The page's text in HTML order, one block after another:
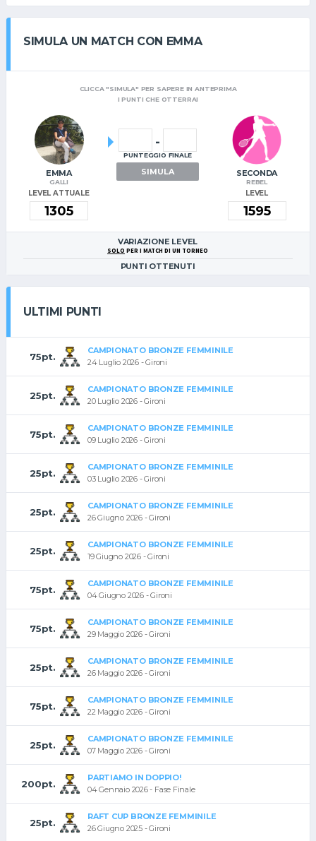
SIMULA UN MATCH CON EMMA
CLICCA "SIMULA" PER SAPERE IN ANTEPRIMA
I PUNTI CHE OTTERRAI
EMMA
GALLI
LEVEL ATTUALE
-
PUNTEGGIO FINALE
SIMULA SECONDA
REBEL
LEVEL
VARIAZIONE LEVEL
SOLO PER I MATCH DI UN TORNEO
PUNTI OTTENUTI
ULTIMI PUNTI
75pt.
CAMPIONATO BRONZE FEMMINILE
24 Luglio 2026 - Gironi
25pt.
CAMPIONATO BRONZE FEMMINILE
20 Luglio 2026 - Gironi
75pt.
CAMPIONATO BRONZE FEMMINILE
09 Luglio 2026 - Gironi
25pt.
CAMPIONATO BRONZE FEMMINILE
03 Luglio 2026 - Gironi
25pt.
CAMPIONATO BRONZE FEMMINILE
26 Giugno 2026 - Gironi
25pt.
CAMPIONATO BRONZE FEMMINILE
19 Giugno 2026 - Gironi
75pt.
CAMPIONATO BRONZE FEMMINILE
04 Giugno 2026 - Gironi
75pt.
CAMPIONATO BRONZE FEMMINILE
29 Maggio 2026 - Gironi
25pt.
CAMPIONATO BRONZE FEMMINILE
26 Maggio 2026 - Gironi
75pt.
CAMPIONATO BRONZE FEMMINILE
22 Maggio 2026 - Gironi
25pt.
CAMPIONATO BRONZE FEMMINILE
07 Maggio 2026 - Gironi
200pt.
PARTIAMO IN DOPPIO!
04 Gennaio 2026 - Fase Finale
25pt.
RAFT CUP BRONZE FEMMINILE
26 Giugno 2025 - Gironi